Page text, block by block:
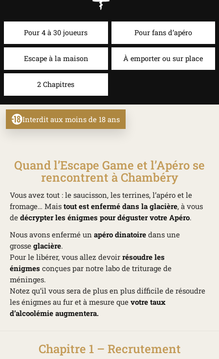
Pour 4 à 30 joueurs Pour fans d’apéro
Escape à la maison À emporter ou sur place
2 Chapitres
Interdit aux moins de 18 ans
Quand l’Escape Game et l’Apéro se
rencontrent à Chambéry
Vous avez tout : le saucisson, les terrines, l’apéro et le
fromage… Mais tout est enfermé dans la glacière, à vous
de décrypter les énigmes pour déguster votre Apéro.
Nous avons enfermé un apéro dinatoire dans une
grosse glacière.
Pour le libérer, vous allez devoir résoudre les
énigmes conçues par notre labo de triturage de
méninges.
Notez qu’il vous sera de plus en plus difficile de résoudre
les énigmes au fur et à mesure que votre taux
d’alcoolémie augmentera.
Chapitre 1 – Recrutement